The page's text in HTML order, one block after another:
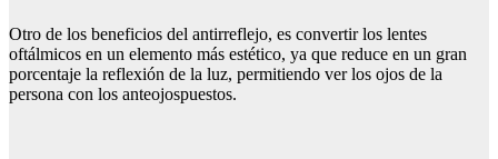
Otro de los beneficios del antirreflejo, es convertir los lentes
oftálmicos en un elemento más estético, ya que reduce en un gran
porcentaje la reflexión de la luz, permitiendo ver los ojos de la
persona con los anteojospuestos.